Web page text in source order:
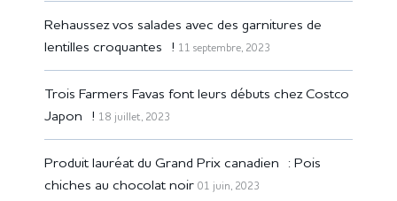
Rehaussez vos salades avec des garnitures de
lentilles croquantes ! 11 septembre, 2023
Trois Farmers Favas font leurs débuts chez Costco
Japon ! 18 juillet, 2023
Produit lauréat du Grand Prix canadien : Pois
chiches au chocolat noir 01 juin, 2023